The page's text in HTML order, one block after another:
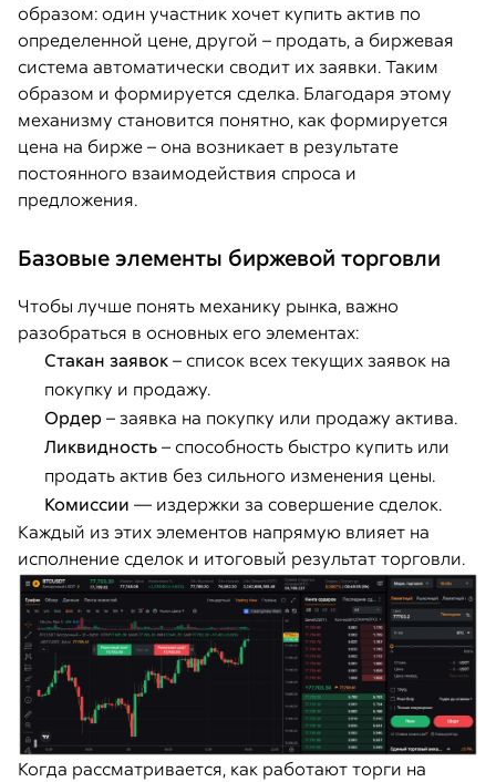
образом: один участник хочет купить актив по
определенной цене, другой – продать, а биржевая
система автоматически сводит их заявки. Таким
образом и формируется сделка. Благодаря этому
механизму становится понятно, как формируется
цена на бирже – она возникает в результате
постоянного взаимодействия спроса и
предложения.
Базовые элементы биржевой торговли
Чтобы лучше понять механику рынка, важно
разобраться в основных его элементах:
Стакан заявок– список всех текущих заявок на
покупку и продажу.
Ордер – заявка на покупку или продажу актива.
Ликвидность– способность быстро купить или
продать актив без сильного изменения цены.
Комиссии — издержки за совершение сделок.
Каждый из этих элементов напрямую влияет на
исполнение сделок и итоговый результат торговли.
Когда рассматривается, как работают торги на